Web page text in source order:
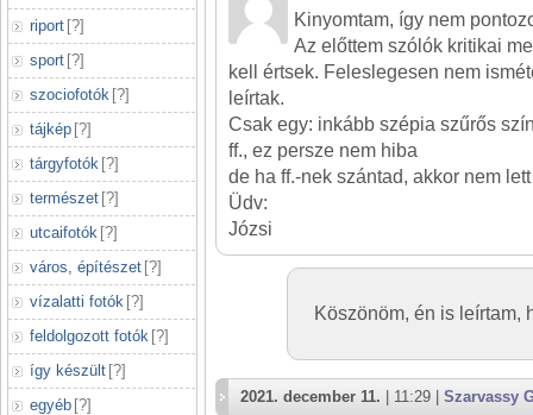
riport [?]
sport [?]
szociofotók [?]
tájkép [?]
tárgyfotók [?]
természet [?]
utcaifotók [?]
város, építészet [?]
vízalatti fotók [?]
feldolgozott fotók [?]
így készült [?]
egyéb [?]
Kinyomtam, így nem
Az előttem szólók kritikai
kell értsek. Feleslegesen nem
leírtak.
Csak egy: inkább szépia szűrős
ff., ez persze nem hiba
de ha ff.-nek szántad, akkor nem
Üdv:
Józsi
Köszönöm, én is leírtam,
2021. december 11. | 11:29 | Szarvassy